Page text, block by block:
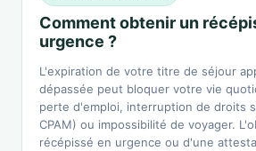
Comment obtenir un
urgence ?
L'expiration de votre titre de séjour
dépassée peut bloquer votre vie
perte d'emploi, interruption de droits
CPAM) ou impossibilité de voyager.
récépissé en urgence ou d'une